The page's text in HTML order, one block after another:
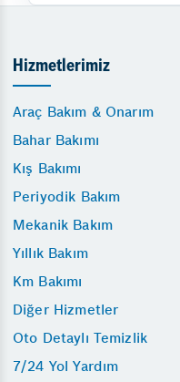
Hizmetlerimiz
Araç Bakım & Onarım
Bahar Bakımı
Kış Bakımı
Periyodik Bakım
Mekanik Bakım
Yıllık Bakım
Km Bakımı
Diğer Hizmetler
Oto Detaylı Temizlik
7/24 Yol Yardım